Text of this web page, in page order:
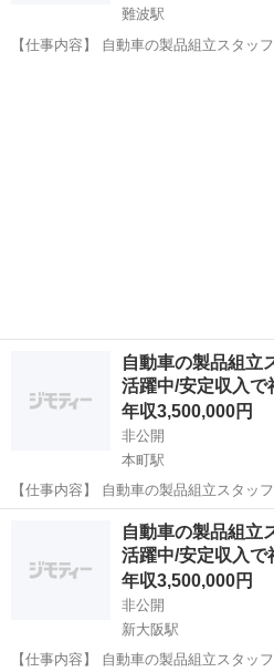
難波駅
【仕事内容】 自動車の製品組立スタッ
自動車の製品組立
活躍中/安定収入
年収3,500,000円
非公開
本町駅
【仕事内容】 自動車の製品組立スタッ
ていただきます。 自動車製品の組立 検査作業 データ入力 トラブルシ
ューティング 【具体的には】 ■
本町駅 半導体
自動車の製品組立
活躍中/安定収入
年収3,500,000円
非公開
新大阪駅
【仕事内容】 自動車の製品組立スタッ